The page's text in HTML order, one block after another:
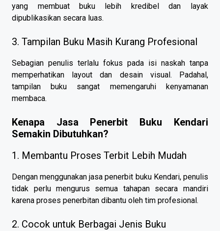
yang membuat buku lebih kredibel dan layak
dipublikasikan secara luas.
3. Tampilan Buku Masih Kurang Profesional
Sebagian penulis terlalu fokus pada isi naskah tanpa
memperhatikan layout dan desain visual. Padahal,
tampilan buku sangat memengaruhi kenyamanan
membaca.
Kenapa Jasa Penerbit Buku Kendari
Semakin Dibutuhkan?
1. Membantu Proses Terbit Lebih Mudah
Dengan menggunakan jasa penerbit buku Kendari, penulis
tidak perlu mengurus semua tahapan secara mandiri
karena proses penerbitan dibantu oleh tim profesional.
2. Cocok untuk Berbagai Jenis Buku